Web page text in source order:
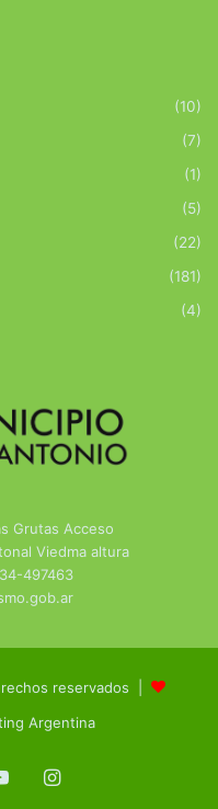
(10)
(7)
(1)
(5)
(22)
(181)
(4)
Grutas Acceso
Viedma altura
497463
reservados |
Argentina
YouTubeInstagram